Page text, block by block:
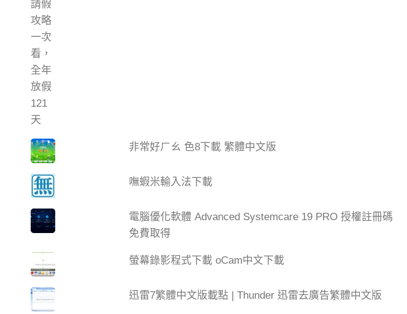
非常好ㄏㄠ 色8下載 繁體中文版
嘸蝦米輸入法下載
電腦優化軟體 Advanced Systemcare 19 PRO 授權註冊碼
免費取得
螢幕錄影程式下載 oCam中文下載
迅雷7繁體中文版載點 | Thunder 迅雷去廣告繁體中文版